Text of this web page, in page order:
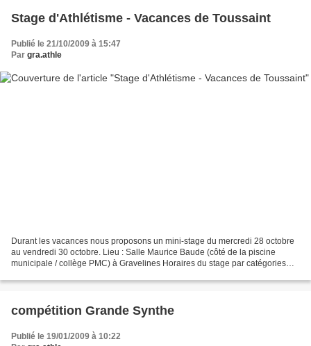
Stage d'Athlétisme - Vacances de Toussaint
Publié le 21/10/2009 à 15:47
Par gra.athle
Durant les vacances nous proposons un mini-stage du mercredi 28 octobre
au vendredi 30 octobre. Lieu : Salle Maurice Baude (côté de la piscine
municipale / collège PMC) à Gravelines Horaires du stage par catégories
compétition Grande Synthe
Publié le 19/01/2009 à 10:22